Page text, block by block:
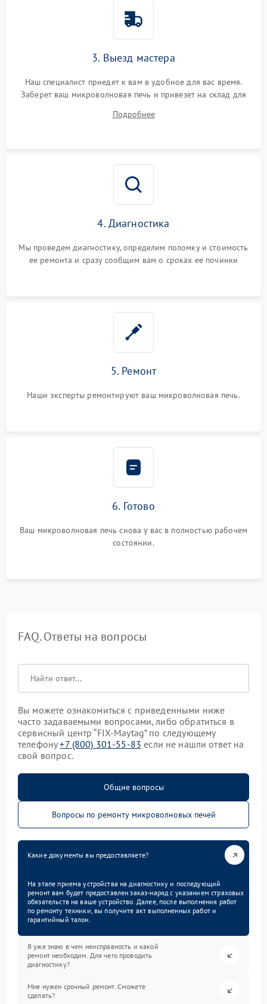
3. Выезд мастера
Наш специалист приедет к вам в удобное для вас время.
Заберет ваш микроволновая печь и привезет на склад для
Подробнее
4. Диагностика
Мы проведем диагностику, определим поломку и стоимость
ее ремонта и сразу сообщим вам о сроках ее починки
5. Ремонт
Наши эксперты ремонтируют ваш микроволновая печь.
6. Готово
Ваш микроволновая печь снова у вас в полностью рабочем
состоянии.
FAQ. Ответы на вопросы
Вы можете ознакомиться с приведенными ниже
часто задаваемыми вопросами, либо обратиться в
сервисный центр “FIX-Maytag” по следующему
телефону+7 (800) 301-55-83 если не нашли ответ на
свой вопрос.
Общие вопросы
Вопросы по ремонту микроволновых печей
Какие документы вы предоставляете?
На этапе приема устройства на диагностику и последующий
ремонт вам будет предоставлен заказ-наряд с указанием страховых
обязательств на ваше устройство. Далее, после выполнения работ
по ремонту техники, вы получите акт выполненных работ и
гарантийный талон.
Я уже знаю в чем неисправность и какой
ремонт необходим. Для чего проводить
диагностику?
Мне нужен срочный ремонт. Сможете
сделать?